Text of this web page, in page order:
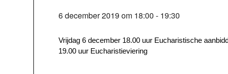
6 december 2019 om 18:00 - 19:30
Vrijdag 6 december 18.00 uur Eucharistische
19.00 uur Eucharistieviering